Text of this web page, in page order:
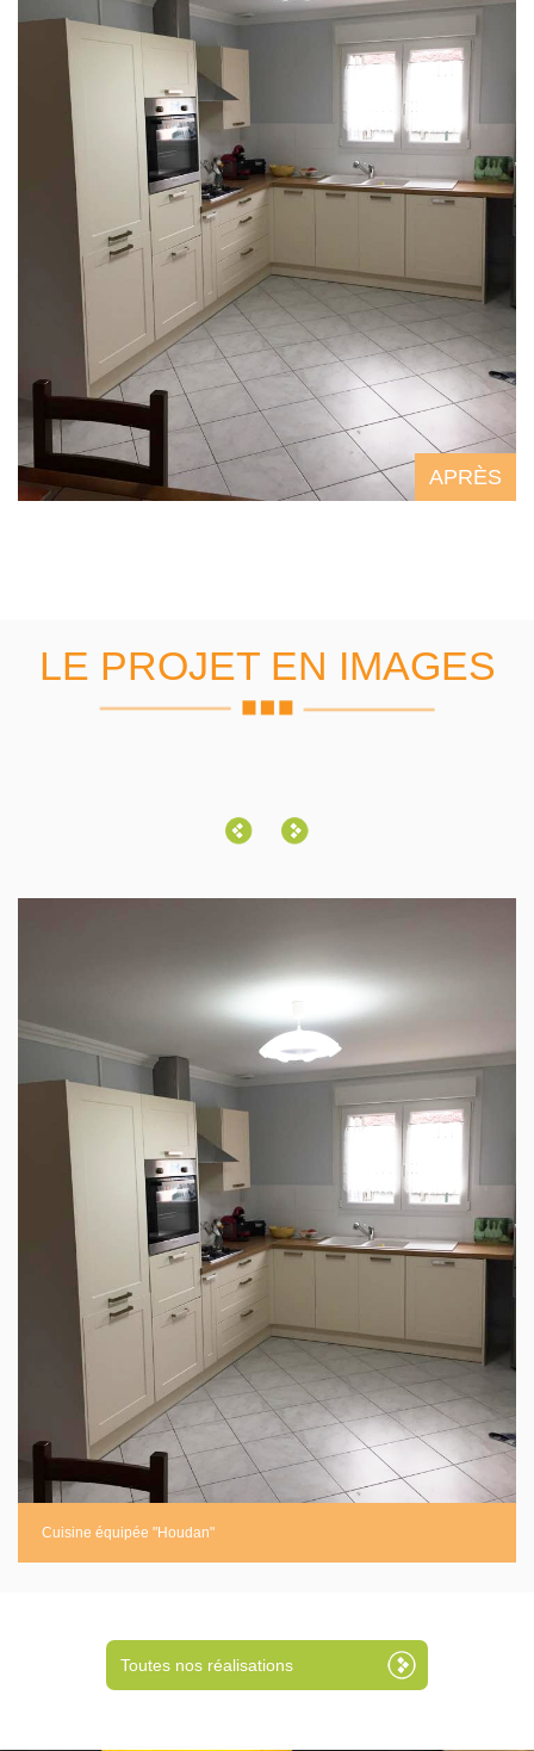
APRÈS
LE PROJET EN IMAGES
Cuisine équipée "Houdan"
Toutes nos réalisations